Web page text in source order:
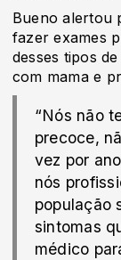
Bueno alertou
fazer exames
desses tipos
com mama e
“Nós não
precoce,
vez por
nós
população
sintomas
médico